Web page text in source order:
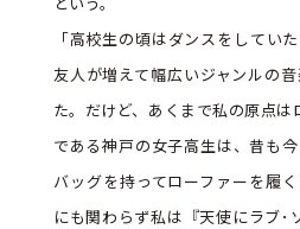
「高校生の頃はダンスをしてい
友人が増えて幅広いジャンルの
た。だけど、あくまで私の原点
である神戸の女子高生は、昔も
バッグを持ってローファーを履
にも関わらず私は『天使にラブ･